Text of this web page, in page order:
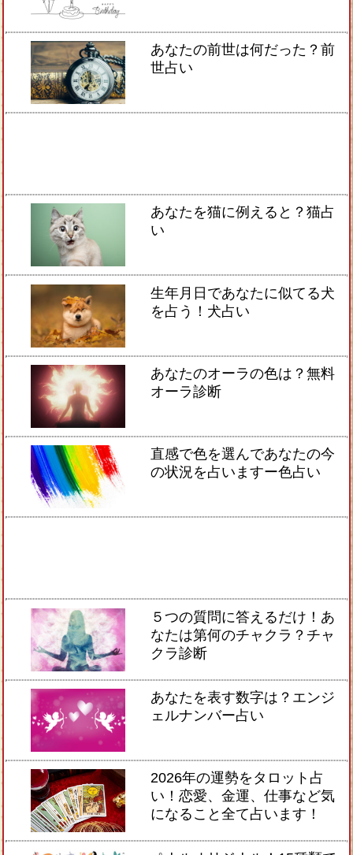
あなたの前世は何だった？前
世占い
あなたを猫に例えると？猫占
い
生年月日であなたに似てる犬
を占う！犬占い
あなたのオーラの色は？無料
オーラ診断
直感で色を選んであなたの今
の状況を占いますー色占い
５つの質問に答えるだけ！あ
なたは第何のチャクラ？チャ
クラ診断
あなたを表す数字は？エンジ
ェルナンバー占い
2026年の運勢をタロット占
い！恋愛、金運、仕事など気
になること全て占います！